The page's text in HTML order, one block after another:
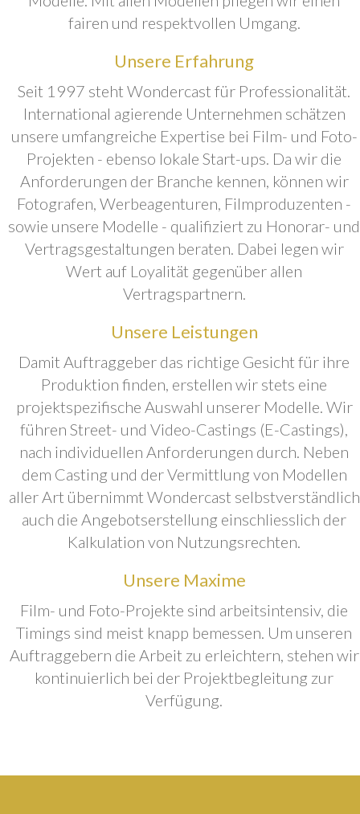
fairen und respektvollen Umgang.
Unsere Erfahrung
Seit 1997 steht Wondercast für Professionalität.
International agierende Unternehmen schätzen
unsere umfangreiche Expertise bei Film- und Foto-
Projekten - ebenso lokale Start-ups. Da wir die
Anforderungen der Branche kennen, können wir
Fotografen, Werbeagenturen, Filmproduzenten -
sowie unsere Modelle - qualifiziert zu Honorar- und
Vertragsgestaltungen beraten. Dabei legen wir
Wert auf Loyalität gegenüber allen
Vertragspartnern.
Unsere Leistungen
Damit Auftraggeber das richtige Gesicht für ihre
Produktion finden, erstellen wir stets eine
projektspezifische Auswahl unserer Modelle. Wir
führen Street- und Video-Castings (E-Castings),
nach individuellen Anforderungen durch. Neben
dem Casting und der Vermittlung von Modellen
aller Art übernimmt Wondercast selbstverständlich
auch die Angebotserstellung einschliesslich der
Kalkulation von Nutzungsrechten.
Unsere Maxime
Film- und Foto-Projekte sind arbeitsintensiv, die
Timings sind meist knapp bemessen. Um unseren
Auftraggebern die Arbeit zu erleichtern, stehen wir
kontinuierlich bei der Projektbegleitung zur
Verfügung.